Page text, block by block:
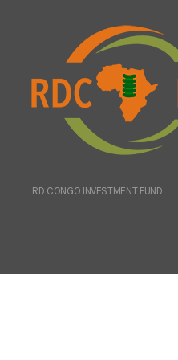
RD CONGO INVESTMENT FUND